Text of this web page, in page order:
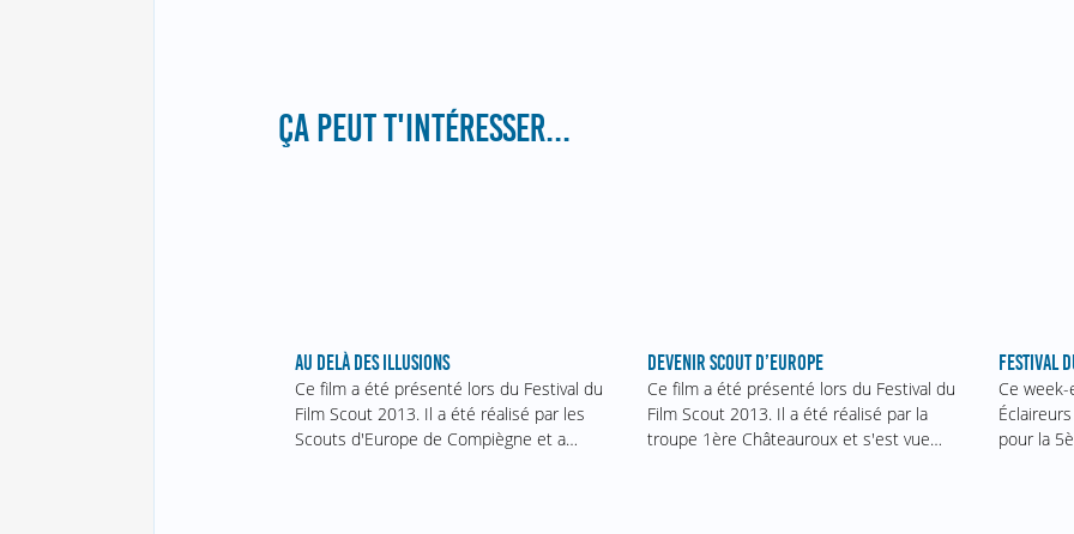
ÇA PEUT T'INTÉRESSER...
AU DELÀ DES ILLUSIONS
Ce film a été présenté lors du Festival du
Film Scout 2013. Il a été réalisé par les
Scouts d'Europe de Compiègne et a…
DEVENIR SCOUT D’EUROPE
Ce film a été présenté lors du Festival du
Film Scout 2013. Il a été réalisé par la
troupe 1ère Châteauroux et s'est vue…
FESTIVAL
Ce
pour la